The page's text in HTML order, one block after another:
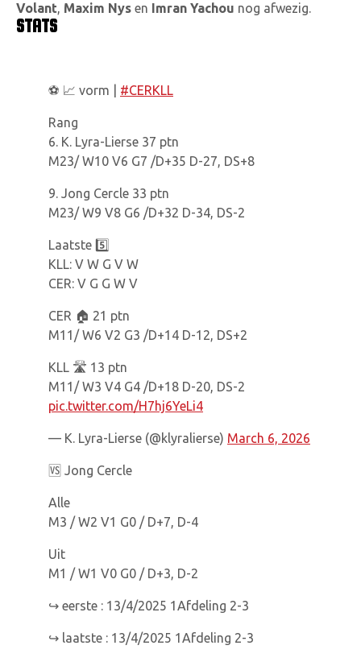
Volant, Maxim Nys en Imran Yachou nog afwezig.
STATS
⚽️ 📈 vorm | #CERKLL
Rang
6. K. Lyra-Lierse 37 ptn
M23/ W10 V6 G7 /D+35 D-27, DS+8
9. Jong Cercle 33 ptn
M23/ W9 V8 G6 /D+32 D-34, DS-2
Laatste 5️⃣
KLL: V W G V W
CER: V G G W V
CER 🏠 21 ptn
M11/ W6 V2 G3 /D+14 D-12, DS+2
KLL 🛣 13 ptn
M11/ W3 V4 G4 /D+18 D-20, DS-2
pic.twitter.com/H7hj6YeLi4
— K. Lyra-Lierse (@klyralierse) March 6, 2026
🆚️ Jong Cercle
Alle
M3 / W2 V1 G0 / D+7, D-4
Uit
M1 / W1 V0 G0 / D+3, D-2
↪️ eerste : 13/4/2025 1Afdeling 2-3
↪️ laatste : 13/4/2025 1Afdeling 2-3